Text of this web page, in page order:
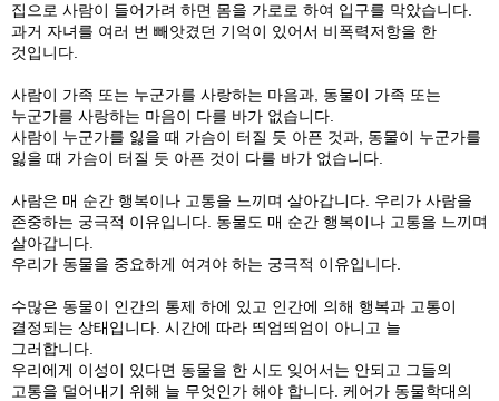
집으로 사람이 들어가려 하면 몸을 가로로 하여 입구를 막았습니다.
과거 자녀를 여러 번 빼앗겼던 기억이 있어서 비폭력저항을 한
것입니다.
사람이 가족 또는 누군가를 사랑하는 마음과, 동물이 가족 또는
누군가를 사랑하는 마음이 다를 바가 없습니다.
사람이 누군가를 잃을 때 가슴이 터질 듯 아픈 것과, 동물이 누군가를
잃을 때 가슴이 터질 듯 아픈 것이 다를 바가 없습니다.
사람은 매 순간 행복이나 고통을 느끼며 살아갑니다. 우리가 사람을
존중하는 궁극적 이유입니다. 동물도 매 순간 행복이나 고통을 느끼며
살아갑니다.
우리가 동물을 중요하게 여겨야 하는 궁극적 이유입니다.
수많은 동물이 인간의 통제 하에 있고 인간에 의해 행복과 고통이
결정되는 상태입니다. 시간에 따라 띄엄띄엄이 아니고 늘
그러합니다.
우리에게 이성이 있다면 동물을 한 시도 잊어서는 안되고 그들의
고통을 덜어내기 위해 늘 무엇인가 해야 합니다. 케어가 동물학대의